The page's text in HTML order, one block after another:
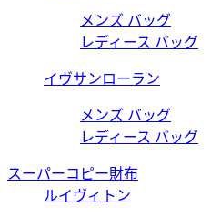
メンズ バッグ
レディース バッグ
イヴサンローラン
メンズ バッグ
レディース バッグ
スーパーコピー財布
ルイヴィトン